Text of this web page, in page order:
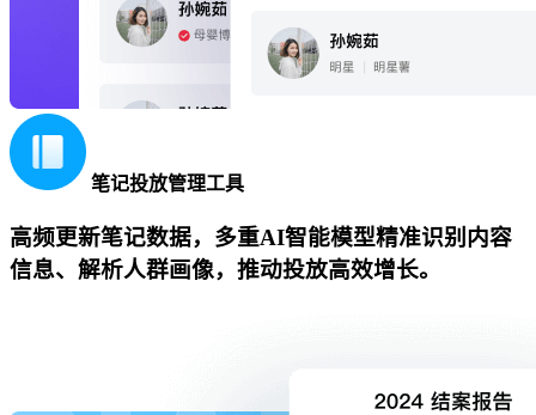
笔记投放管理工具
高频更新笔记数据，多重AI智能模型精准识别内容
信息、解析人群画像，推动投放高效增长。